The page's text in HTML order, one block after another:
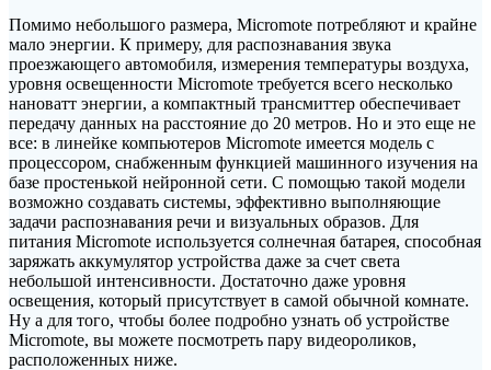
Помимо небольшого размера, Micromote потребляют и крайне
мало энергии. К примеру, для распознавания звука
проезжающего автомобиля, измерения температуры воздуха,
уровня освещенности Micromote требуется всего несколько
нановатт энергии, а компактный трансмиттер обеспечивает
передачу данных на расстояние до 20 метров. Но и это еще не
все: в линейке компьютеров Micromote имеется модель с
процессором, снабженным функцией машинного изучения на
базе простенькой нейронной сети. С помощью такой модели
возможно создавать системы, эффективно выполняющие
задачи распознавания речи и визуальных образов. Для
питания Micromote используется солнечная батарея, способная
заряжать аккумулятор устройства даже за счет света
небольшой интенсивности. Достаточно даже уровня
освещения, который присутствует в самой обычной комнате.
Ну а для того, чтобы более подробно узнать об устройстве
Micromote, вы можете посмотреть пару видеороликов,
расположенных ниже.